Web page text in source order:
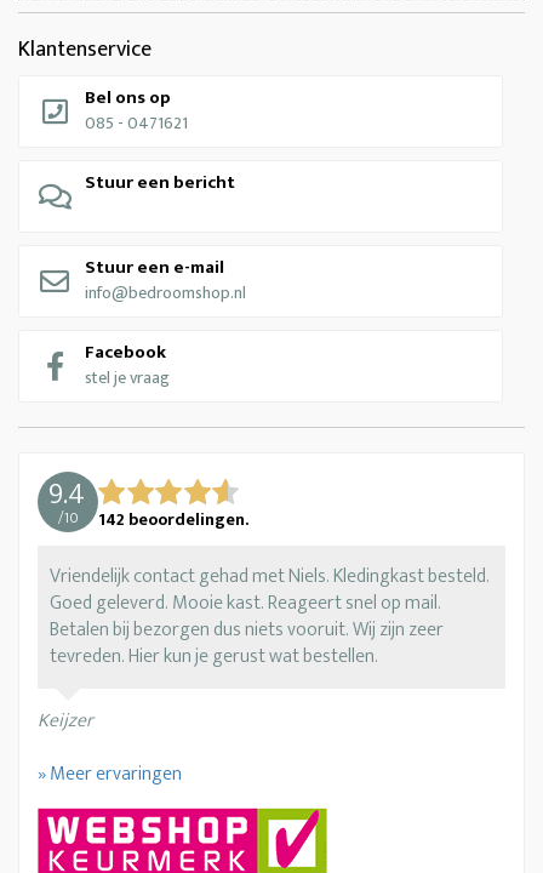
Klantenservice
Bel ons op
085 - 0471621
Stuur een bericht
Stuur een e-mail
info@bedroomshop.nl
Facebook
stel je vraag
9.4
/10 142 beoordelingen.
Vriendelijk contact gehad met Niels. Kledingkast besteld.
Goed geleverd. Mooie kast. Reageert snel op mail.
Betalen bij bezorgen dus niets vooruit. Wij zijn zeer
tevreden. Hier kun je gerust wat bestellen.
Keijzer
» Meer ervaringen